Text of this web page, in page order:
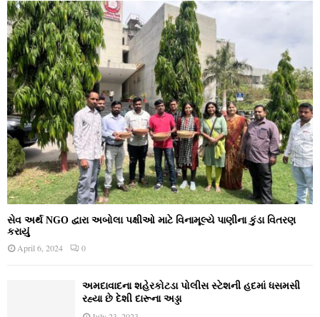
સેવ અર્થ NGO દ્વારા અબોલા પક્ષીઓ માટે વિનામૂલ્યે પાણીના કુંડા વિતરણ
કરાયું
April 6, 2024 0
અમદાવાદના શહેરકોટડા પોલીસ સ્ટેશની હદમાં ધસમસી
રહ્યા છે દેશી દારૂના અડ્ડા